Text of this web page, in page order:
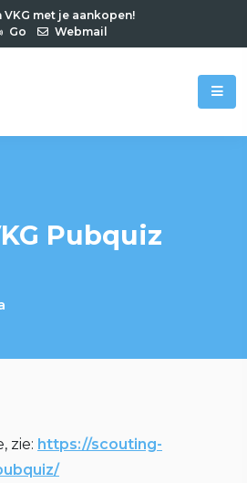
met je aankopen!
Go
Webmail
Pubquiz
zie: https://scouting-